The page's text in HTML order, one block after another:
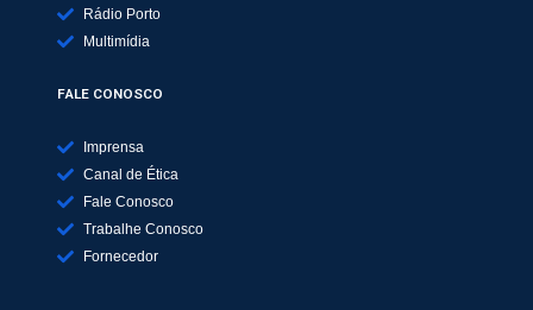
Rádio Porto
Multimídia
FALE CONOSCO
Imprensa
Canal de Ética
Fale Conosco
Trabalhe Conosco
Fornecedor